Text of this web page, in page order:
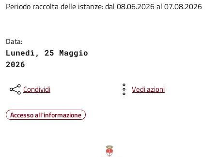
Periodo raccolta delle istanze: dal 08.06.2026 al 07.08.2026
Data:
Lunedì, 25 Maggio
2026
Condividi Vedi azioni
Accesso all'informazione